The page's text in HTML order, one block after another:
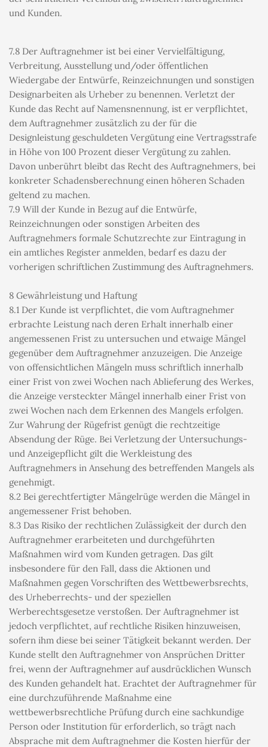
und Kunden.
7.8 Der Auftragnehmer ist bei einer Vervielfältigung,
Verbreitung, Ausstellung und/oder öffentlichen
Wiedergabe der Entwürfe, Reinzeichnungen und sonstigen
Designarbeiten als Urheber zu benennen. Verletzt der
Kunde das Recht auf Namensnennung, ist er verpflichtet,
dem Auftragnehmer zusätzlich zu der für die
Designleistung geschuldeten Vergütung eine Vertragsstrafe
in Höhe von 100 Prozent dieser Vergütung zu zahlen.
Davon unberührt bleibt das Recht des Auftragnehmers, bei
konkreter Schadensberechnung einen höheren Schaden
geltend zu machen.
7.9 Will der Kunde in Bezug auf die Entwürfe,
Reinzeichnungen oder sonstigen Arbeiten des
Auftragnehmers formale Schutzrechte zur Eintragung in
ein amtliches Register anmelden, bedarf es dazu der
vorherigen schriftlichen Zustimmung des Auftragnehmers.
8 Gewährleistung und Haftung
8.1 Der Kunde ist verpflichtet, die vom Auftragnehmer
erbrachte Leistung nach deren Erhalt innerhalb einer
angemessenen Frist zu untersuchen und etwaige Mängel
gegenüber dem Auftragnehmer anzuzeigen. Die Anzeige
von offensichtlichen Mängeln muss schriftlich innerhalb
einer Frist von zwei Wochen nach Ablieferung des Werkes,
die Anzeige versteckter Mängel innerhalb einer Frist von
zwei Wochen nach dem Erkennen des Mangels erfolgen.
Zur Wahrung der Rügefrist genügt die rechtzeitige
Absendung der Rüge. Bei Verletzung der Untersuchungs-
und Anzeigepflicht gilt die Werkleistung des
Auftragnehmers in Ansehung des betreffenden Mangels als
genehmigt.
8.2 Bei gerechtfertigter Mängelrüge werden die Mängel in
angemessener Frist behoben.
8.3 Das Risiko der rechtlichen Zulässigkeit der durch den
Auftragnehmer erarbeiteten und durchgeführten
Maßnahmen wird vom Kunden getragen. Das gilt
insbesondere für den Fall, dass die Aktionen und
Maßnahmen gegen Vorschriften des Wettbewerbsrechts,
des Urheberrechts- und der speziellen
Werberechtsgesetze verstoßen. Der Auftragnehmer ist
jedoch verpflichtet, auf rechtliche Risiken hinzuweisen,
sofern ihm diese bei seiner Tätigkeit bekannt werden. Der
Kunde stellt den Auftragnehmer von Ansprüchen Dritter
frei, wenn der Auftragnehmer auf ausdrücklichen Wunsch
des Kunden gehandelt hat. Erachtet der Auftragnehmer für
eine durchzuführende Maßnahme eine
wettbewerbsrechtliche Prüfung durch eine sachkundige
Person oder Institution für erforderlich, so trägt nach
Absprache mit dem Auftragnehmer die Kosten hierfür der